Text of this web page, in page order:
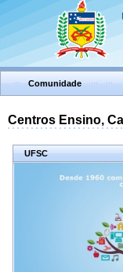
Comunidade
Centros Ensino,
UFSC